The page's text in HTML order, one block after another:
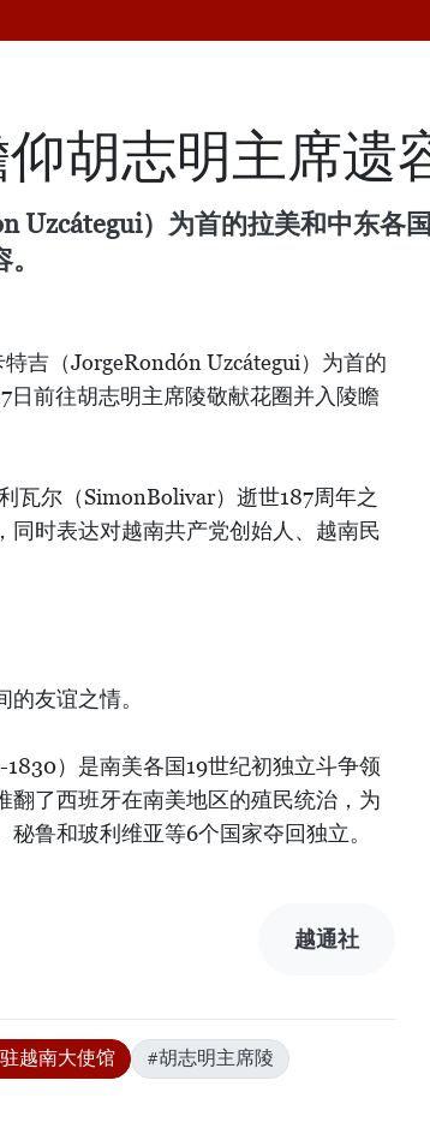
胡志明主席遗
Uzcátegui）为首的拉美和中东各
吉（JorgeRondón Uzcátegui）为首的
日前往胡志明主席陵敬献花圈并入陵瞻
瓦尔（SimonBolivar）逝世187周年之
同时表达对越南共产党创始人、越南民
友谊之情。
）是南美各国19世纪初独立斗争领
了西班牙在南美地区的殖民统治，为
鲁和玻利维亚等6个国家夺回独立。
越通社
越南大使馆
#胡志明主席陵